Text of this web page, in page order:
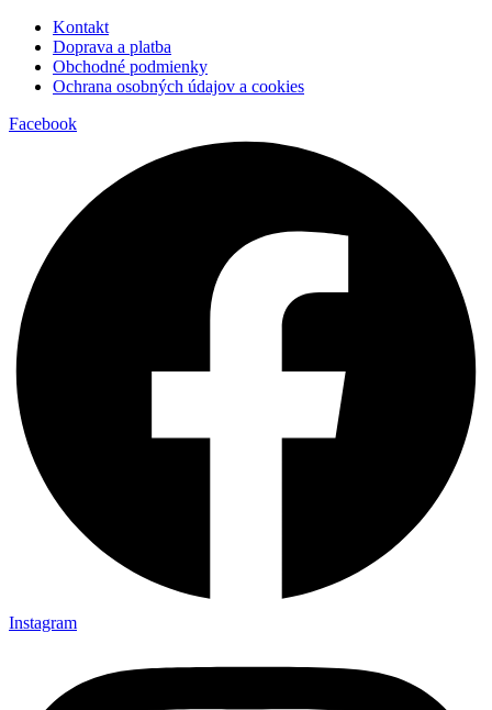
Kontakt
Doprava a platba
Obchodné podmienky
Ochrana osobných údajov a cookies
Facebook
Instagram